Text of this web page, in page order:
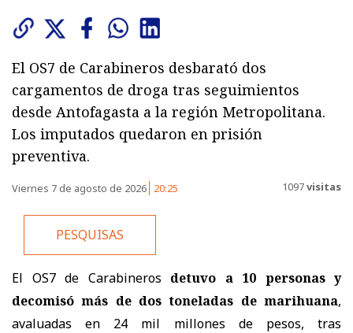
El OS7 de Carabineros desbarató dos
cargamentos de droga tras seguimientos
desde Antofagasta a la región Metropolitana.
Los imputados quedaron en prisión
preventiva.
Viernes 7 de agosto de 2026 20:25 1097visitas
PESQUISAS
El OS7 de Carabineros detuvo a 10 personas y
decomisó más de dos toneladas de marihuana,
avaluadas en 24 mil millones de pesos, tras